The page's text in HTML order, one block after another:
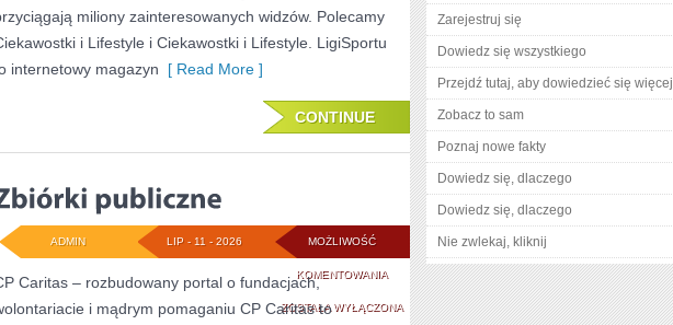
miliony zainteresowanych widzów. Polecamy
i Lifestyle i Ciekawostki i Lifestyle. LigiSportu
internetowy magazyn [ Read More ]
CONTINUE
MOŻLIWOŚĆ
KOMENTOWANIAZBIÓRKI
PUBLICZNE
ZOSTAŁA WYŁĄCZONA
LIP - 11 - 2026
ADMIN
Caritas – rozbudowany portal o fundacjach,
i mądrym pomaganiu CP Caritas to
Zarejestruj się
Dowiedz się wszystkiego
Przejdź tutaj, aby dowiedzieć się więcej
Zobacz to sam
Poznaj nowe fakty
Dowiedz się, dlaczego
Dowiedz się, dlaczego
Nie zwlekaj, kliknij